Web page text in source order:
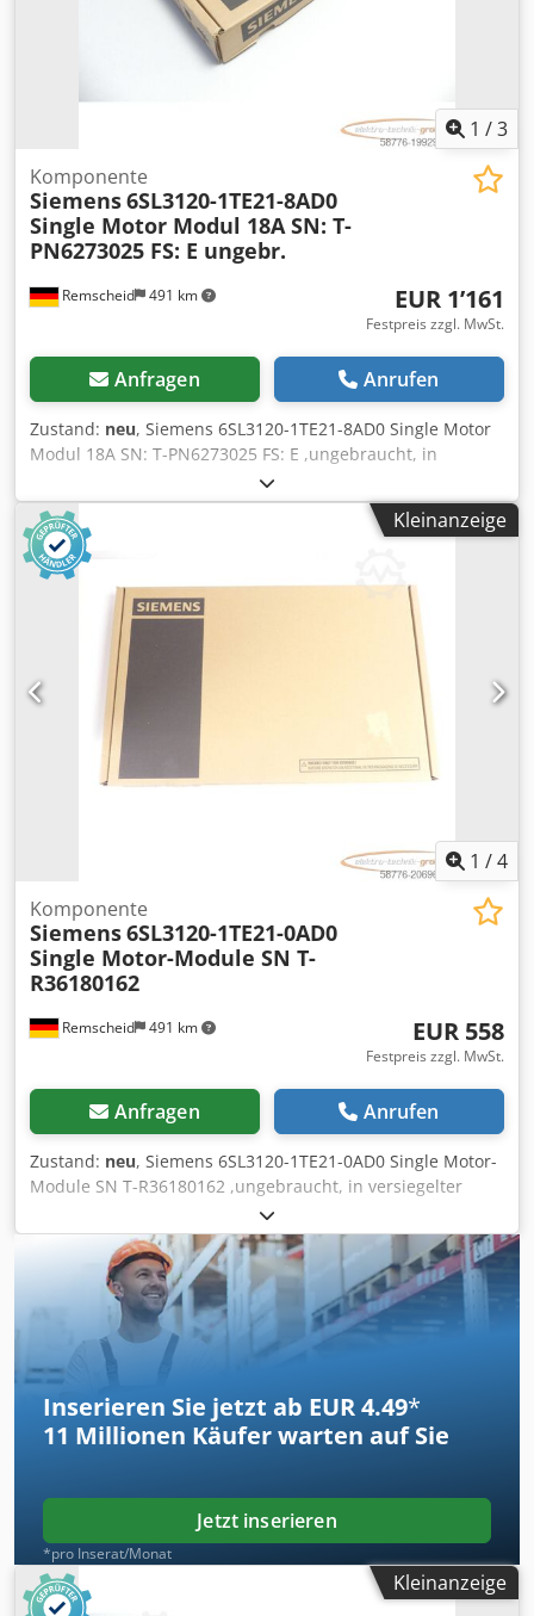
1 /3
Remscheid 491 km
Komponente
Siemens6SL3120-1TE21-8AD0
Single Motor Modul 18A SN: T-
PN6273025 FS: E ungebr.
EUR 1’161
Festpreis zzgl. MwSt.
Anfragen Anrufen
Zustand: neu, Siemens 6SL3120-1TE21-8AD0 Single Motor
Modul 18A SN: T-PN6273025 FS: E ,ungebraucht, in
versiegelter Originalverpackung, 100% funktionsfähig,
Lieferumfang gem. Fotos Chedoxag T Iepfx Ak Aea
Kleinanzeige
1 /4
Remscheid 491 km
Komponente
Siemens6SL3120-1TE21-0AD0
Single Motor-Module SN T-
R36180162
EUR 558
Festpreis zzgl. MwSt.
Anfragen Anrufen
Zustand: neu, Siemens 6SL3120-1TE21-0AD0 Single Motor-
Module SN T-R36180162 ,ungebraucht, in versiegelter
Originalverpackung, 100% funktionsfähig, Lieferumfang
gem. Fotos Csdpjx Dxg Isfx Ak Aoha
Inserieren Sie jetzt ab EUR 4.49*
11 Millionen Käufer warten auf Sie
Jetzt inserieren
*pro Inserat/Monat
Kleinanzeige